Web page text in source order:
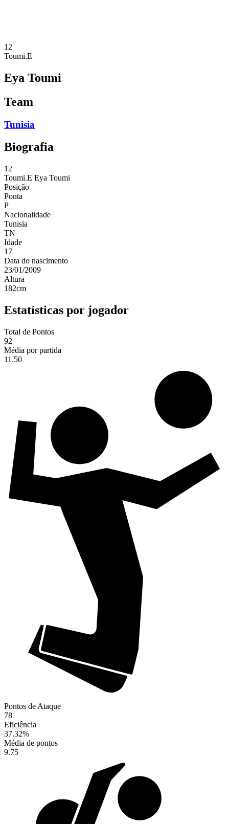
12
Toumi.E
Eya Toumi
Team
Tunisia
Biografia
12
Toumi.E Eya Toumi
Posição
Ponta
P
Nacionalidade
Tunisia
TN
Idade
17
Data do nascimento
23/01/2009
Altura
182cm
Estatísticas por jogador
Total de Pontos
92
Média por partida
11.50
Pontos de Ataque
78
Eficiência
37.32%
Média de pontos
9.75